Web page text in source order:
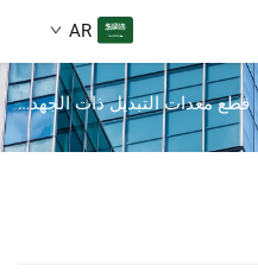
AR
قطع معدات التبديل ذات الجهد العالي